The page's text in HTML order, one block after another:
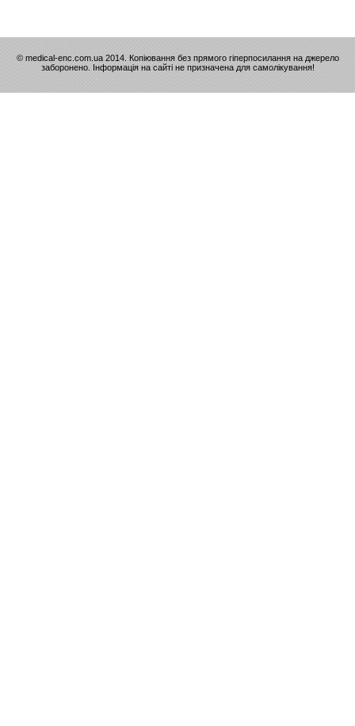
© medical-enc.com.ua 2014. Копіювання без прямого гіперпосилання на джерело
заборонено. Інформація на сайті не призначена для самолікування!